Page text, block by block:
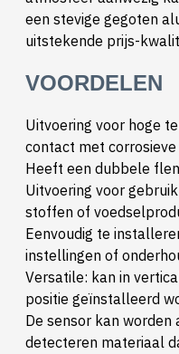
een stevige gegoten
uitstekende prijs-
VOORDELEN
Uitvoering voor hoge
contact met
Heeft een dubbele
Uitvoering voor
stoffen of
Eenvoudig te
instellingen of
Versatile: kan in
positie geïnstalleerd
De sensor kan
detecteren materiaal